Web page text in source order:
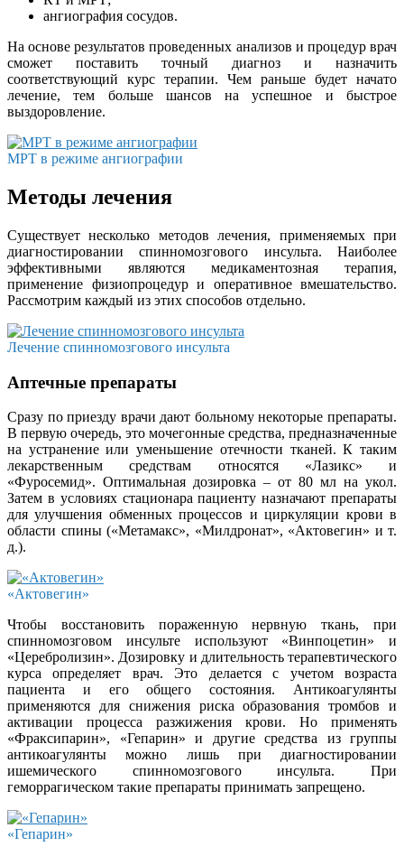
ангиография сосудов.
На основе результатов проведенных анализов и процедур врач
сможет поставить точный диагноз и назначить
соответствующий курс терапии. Чем раньше будет начато
лечение, тем больше шансов на успешное и быстрое
выздоровление.
МРТ в режиме ангиографии
Методы лечения
Существует несколько методов лечения, применяемых при
диагностировании спинномозгового инсульта. Наиболее
эффективными являются медикаментозная терапия,
применение физиопроцедур и оперативное вмешательство.
Рассмотрим каждый из этих способов отдельно.
Лечение спинномозгового инсульта
Аптечные препараты
Сразу по приезду врачи дают больному некоторые препараты.
В первую очередь, это мочегонные средства, предназначенные
на устранение или уменьшение отечности тканей. К таким
лекарственным средствам относятся «Лазикс» и
«Фуросемид». Оптимальная дозировка – от 80 мл на укол.
Затем в условиях стационара пациенту назначают препараты
для улучшения обменных процессов и циркуляции крови в
области спины («Метамакс», «Милдронат», «Актовегин» и т.
д.).
«Актовегин»
Чтобы восстановить пораженную нервную ткань, при
спинномозговом инсульте используют «Винпоцетин» и
«Церебролизин». Дозировку и длительность терапевтического
курса определяет врач. Это делается с учетом возраста
пациента и его общего состояния. Антикоагулянты
применяются для снижения риска образования тромбов и
активации процесса разжижения крови. Но применять
«Фраксипарин», «Гепарин» и другие средства из группы
антикоагулянты можно лишь при диагностировании
ишемического спинномозгового инсульта. При
геморрагическом такие препараты принимать запрещено.
«Гепарин»